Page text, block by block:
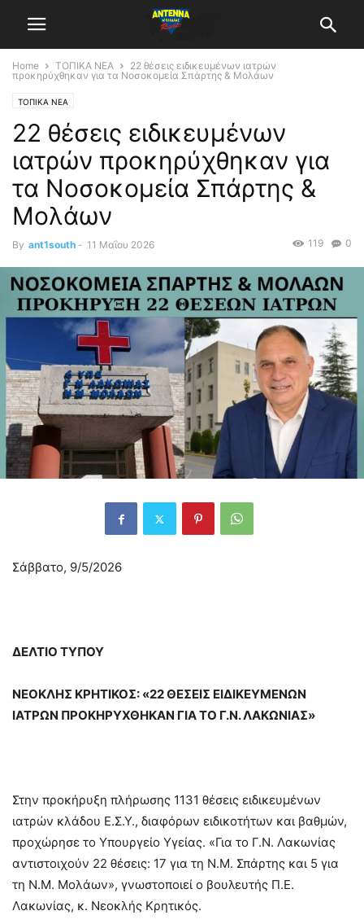
Home ΤΟΠΙΚΑ ΝΕΑ
22 θέσεις ειδικευμένων ιατρών
προκηρύχθηκαν για τα Νοσοκομεία Σπάρτης & Μολάων
ΤΟΠΙΚΑ ΝΕΑ
22 θέσεις ειδικευμένων
ιατρών προκηρύχθηκαν για
τα Νοσοκομεία Σπάρτης &
Μολάων
By ant1south - 11 Μαΐου 2026 0
119
Σάββατο, 9/5/2026
ΔΕΛΤΙΟ ΤΥΠΟΥ
ΝΕΟΚΛΗΣ ΚΡΗΤΙΚΟΣ: «22 ΘΕΣΕΙΣ ΕΙΔΙΚΕΥΜΕΝΩΝ
ΙΑΤΡΩΝ ΠΡΟΚΗΡΥΧΘΗΚΑΝ ΓΙΑ ΤΟ Γ.Ν. ΛΑΚΩΝΙΑΣ»
Στην προκήρυξη πλήρωσης 1131 θέσεις ειδικευμένων
ιατρών κλάδου Ε.Σ.Υ., διαφόρων ειδικοτήτων και βαθμών,
προχώρησε το Υπουργείο Υγείας. «Για το Γ.Ν. Λακωνίας
αντιστοιχούν 22 θέσεις: 17 για τη Ν.Μ. Σπάρτης και 5 για
τη Ν.Μ. Μολάων», γνωστοποιεί ο βουλευτής Π.Ε.
Λακωνίας, κ. Νεοκλής Κρητικός.